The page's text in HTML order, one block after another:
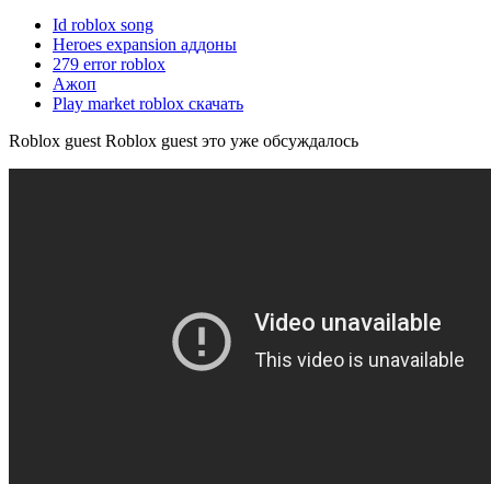
Id roblox song
Heroes expansion аддоны
279 error roblox
Ажоп
Play market roblox скачать
Roblox guest Roblox guest это уже обсуждалось